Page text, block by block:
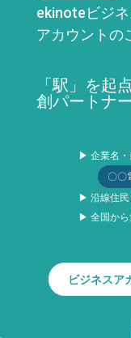
ekinoteビジネ
アカウントの
「駅」を起
創パートナ
▶ 企業名・
〇〇
▶ 沿線住民
▶ 全国から
ビジネスア